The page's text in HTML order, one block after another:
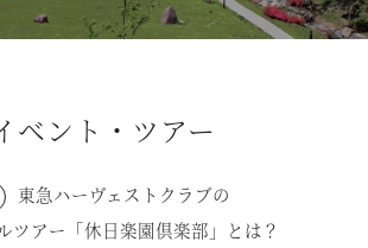
ベント・ツアー
東急ハーヴェストクラブの
ツアー「休日楽園倶楽部」とは？